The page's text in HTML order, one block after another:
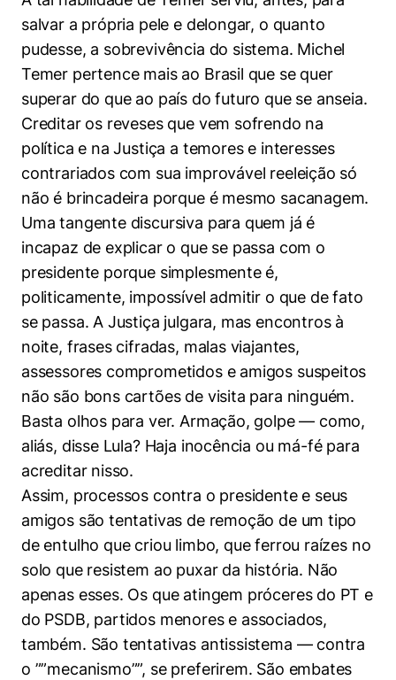
salvar a própria pele e delongar, o quanto
pudesse, a sobrevivência do sistema. Michel
Temer pertence mais ao Brasil que se quer
superar do que ao país do futuro que se anseia.
Creditar os reveses que vem sofrendo na
política e na Justiça a temores e interesses
contrariados com sua improvável reeleição só
não é brincadeira porque é mesmo sacanagem.
Uma tangente discursiva para quem já é
incapaz de explicar o que se passa com o
presidente porque simplesmente é,
politicamente, impossível admitir o que de fato
se passa. A Justiça julgara, mas encontros à
noite, frases cifradas, malas viajantes,
assessores comprometidos e amigos suspeitos
não são bons cartões de visita para ninguém.
Basta olhos para ver. Armação, golpe — como,
aliás, disse Lula? Haja inocência ou má-fé para
acreditar nisso.
Assim, processos contra o presidente e seus
amigos são tentativas de remoção de um tipo
de entulho que criou limbo, que ferrou raízes no
solo que resistem ao puxar da história. Não
apenas esses. Os que atingem próceres do PT e
do PSDB, partidos menores e associados,
também. São tentativas antissistema — contra
o ””mecanismo””, se preferirem. São embates
Cookies estritamente necessários
Cookies de preferências de usuário